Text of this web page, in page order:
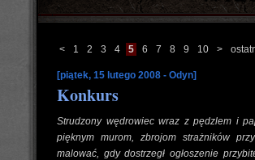
< 1 2 3 4 5 6 7 8 9 10 >
[piątek, 15 lutego 2008 - Odyn]
Konkurs
Strudzony wędrowiec wraz z pędzlem i
pięknym murom, zbrojom strażników
malować, gdy dostrzegł ogłoszenie